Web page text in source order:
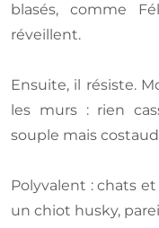
blasés, comme
réveillent.
Ensuite, il résiste.
les murs : rien
souple mais
Polyvalent : chats
un chiot husky,